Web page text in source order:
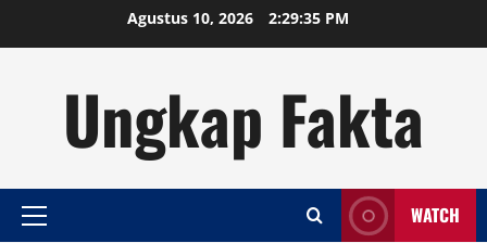
Agustus 10, 2026 2:29:35 PM
Ungkap Fakta
Primary
WATCH